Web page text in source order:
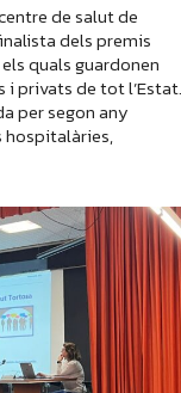
de salut de
dels premis
quals guardonen
privats de tot l’Estat.
per segon any
hospitalàries,